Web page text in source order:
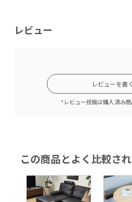
レビュー
レビューを書く
*レビュー投稿は購入済み
この商品とよく比較さ